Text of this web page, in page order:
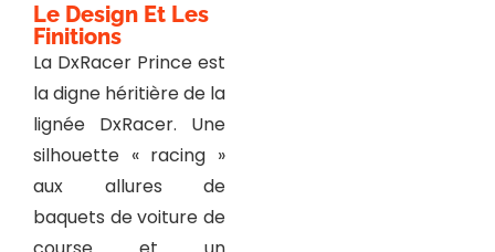
Le Design Et Les
Finitions
La DxRacer Prince est
la digne héritière de la
lignée DxRacer. Une
silhouette « racing »
aux allures de
baquets de voiture de